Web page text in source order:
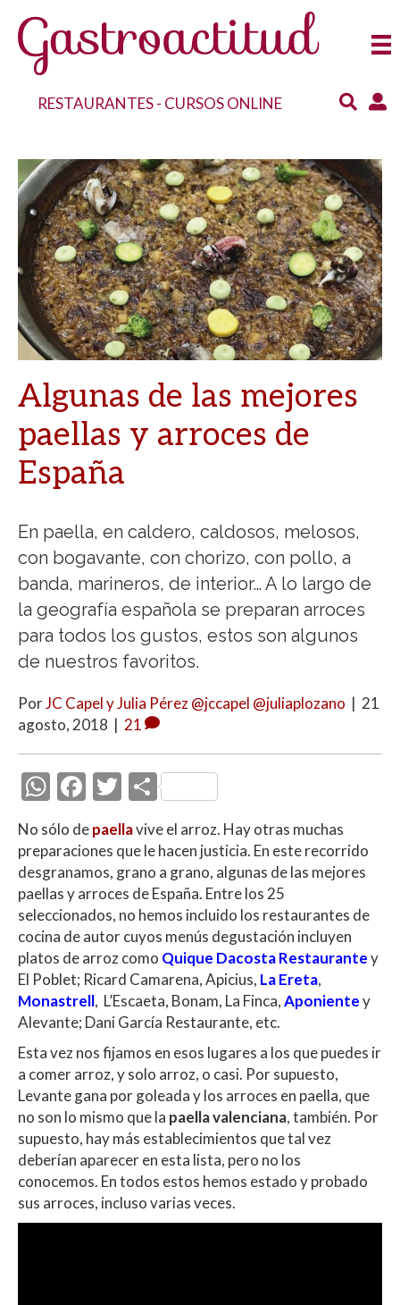
RESTAURANTES- CURSOS ONLINE
Algunas de las mejores
paellas y arroces de
España
En paella, en caldero, caldosos, melosos,
con bogavante, con chorizo, con pollo, a
banda, marineros, de interior… A lo largo de
la geografía española se preparan arroces
para todos los gustos, estos son algunos
de nuestros favoritos.
PorJC Capel y Julia Pérez @jccapel @juliaplozano | 21
agosto, 2018 | 21
W
h
at
s
A
p
p
F
e
b
o
o
k
T
w
itt
er
C
m
p
ar
ti
r
No sólo depaellavive el arroz. Hay otras muchas
preparaciones que le hacen justicia. En este recorrido
desgranamos, grano a grano, algunas de las mejores
paellas y arroces de España. Entre los 25
seleccionados, no hemos incluido los restaurantes de
cocina de autor cuyos menús degustación incluyen
platos de arroz como Quique DacostaRestaurantey
El Poblet; Ricard Camarena, Apicius, La Ereta,
Monastrell, L’Escaeta, Bonam, La Finca,Aponientey
Alevante; Dani García Restaurante, etc.
Esta vez nos fijamos en esos lugares a los que puedes ir
a comer arroz, y solo arroz, o casi. Por supuesto,
Levante gana por goleada y los arroces en paella, que
no son lo mismo que la paella valenciana, también. Por
supuesto, hay más establecimientos que tal vez
deberían aparecer en esta lista, pero no los
conocemos. En todos estos hemos estado y probado
sus arroces, incluso varias veces.